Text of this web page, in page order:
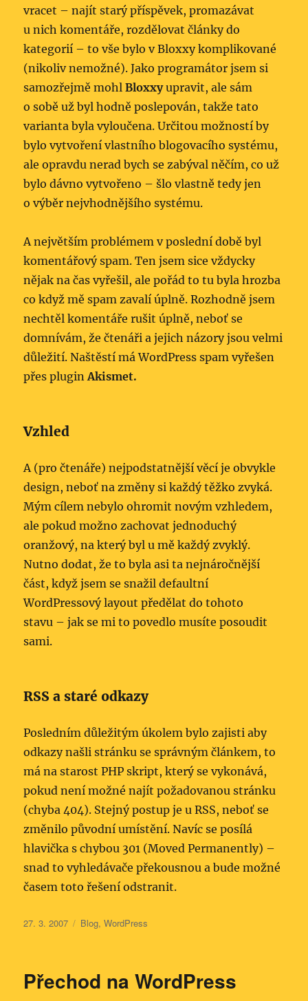
vracet – najít starý příspěvek, promazávat
u nich komentáře, rozdělovat články do
kategorií – to vše bylo v Bloxxy komplikované
(nikoliv nemožné). Jako programátor jsem si
samozřejmě mohlBloxxyupravit, ale sám
o sobě už byl hodně poslepován, takže tato
varianta byla vyloučena. Určitou možností by
bylo vytvoření vlastního blogovacího systému,
ale opravdu nerad bych se zabýval něčím, co už
bylo dávno vytvořeno – šlo vlastně tedy jen
o výběr nejvhodnějšího systému.
A největším problémem v poslední době byl
komentářový spam. Ten jsem sice vždycky
nějak na čas vyřešil, ale pořád to tu byla hrozba
co když mě spam zavalí úplně. Rozhodně jsem
nechtěl komentáře rušit úplně, neboť se
domnívám, že čtenáři a jejich názory jsou velmi
důležití. Naštěstí má WordPress spam vyřešen
přes pluginAkismet.
Vzhled
A (pro čtenáře) nejpodstatnější věcí je obvykle
design, neboť na změny si každý těžko zvyká.
Mým cílem nebylo ohromit novým vzhledem,
ale pokud možno zachovat jednoduchý
oranžový, na který byl u mě každý zvyklý.
Nutno dodat, že to byla asi ta nejnáročnější
část, když jsem se snažil defaultní
WordPressový layout předělat do tohoto
stavu – jak se mi to povedlo musíte posoudit
sami.
RSS a staré odkazy
Posledním důležitým úkolem bylo zajisti aby
odkazy našli stránku se správným článkem, to
má na starost PHP skript, který se vykonává,
pokud není možné najít požadovanou stránku
(chyba 404). Stejný postup je u RSS, neboť se
změnilo původní umístění. Navíc se posílá
hlavička s chybou 301 (Moved Permanently) –
snad to vyhledávače překousnou a bude možné
časem toto řešení odstranit.
Publikováno:
27. 3. 2007 Rubriky:
Blog,WordPress
Přechod na WordPress